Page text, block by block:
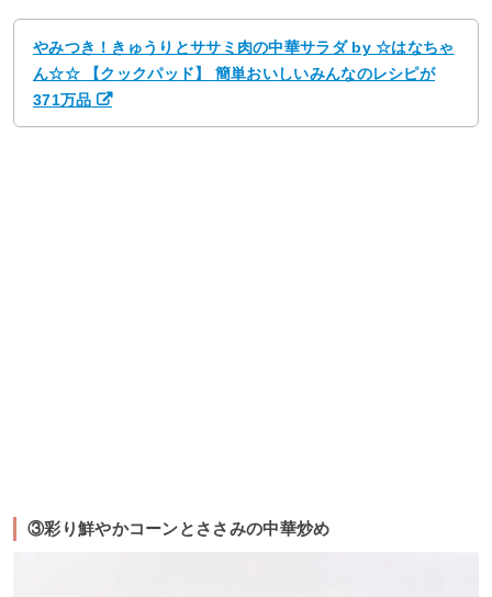
やみつき！きゅうりとササミ肉の中華サラダ by ☆はなちゃ
ん☆☆ 【クックパッド】 簡単おいしいみんなのレシピが
371万品
③彩り鮮やかコーンとささみの中華炒め